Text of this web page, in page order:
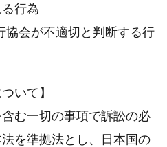
行為
協会が不適切と判断する行
いて】
む一切の事項で訴訟の必
を準拠法とし、日本国の